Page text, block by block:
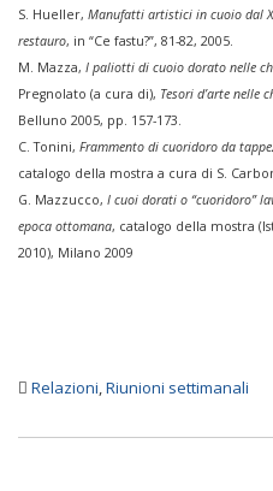
S. Hueller, Manufatti artistici in cuoio dal
restauro, in “Ce fastu?”, 81-82, 2005.
M. Mazza, I paliotti di cuoio dorato nelle
Pregnolato (a cura di), Tesori d’arte nelle
Belluno 2005, pp. 157-173.
C. Tonini, Frammento di cuoridoro da
catalogo della mostra a cura di S.
G. Mazzucco, I cuoi dorati o “cuoridoro”
epoca ottomana, catalogo della mostra
2010), Milano 2009
Relazioni,Riunioni settimanali